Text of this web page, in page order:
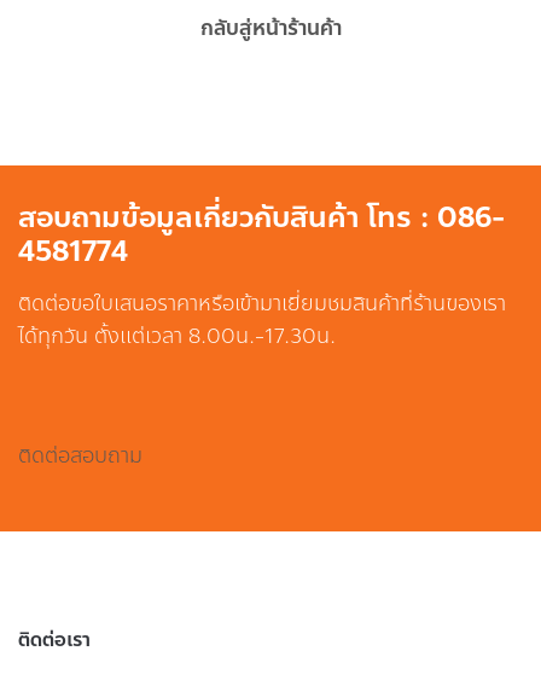
กลับสู่หน้าร้านค้า
สอบถามข้อมูลเกี่ยวกับสินค้า โทร : 086-
4581774
ติดต่อขอใบเสนอราคาหรือเข้ามาเยี่ยมชมสินค้าที่ร้านของเรา
ได้ทุกวัน ตั้งแต่เวลา 8.00น.-17.30น.
ติดต่อสอบถาม
ติดต่อเรา